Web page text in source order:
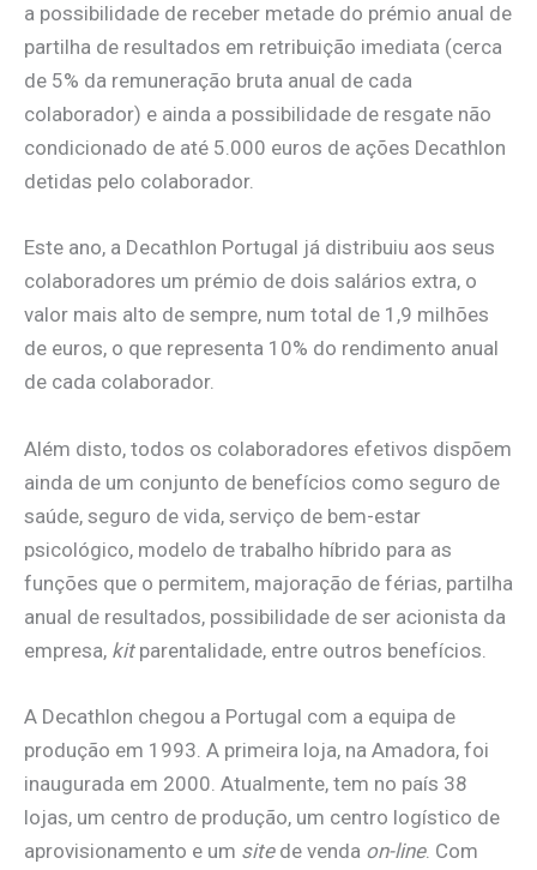
a possibilidade de receber metade do prémio anual de
partilha de resultados em retribuição imediata (cerca
de 5% da remuneração bruta anual de cada
colaborador) e ainda a possibilidade de resgate não
condicionado de até 5.000 euros de ações Decathlon
detidas pelo colaborador.
Este ano, a Decathlon Portugal já distribuiu aos seus
colaboradores um prémio de dois salários extra, o
valor mais alto de sempre, num total de 1,9 milhões
de euros, o que representa 10% do rendimento anual
de cada colaborador.
Além disto, todos os colaboradores efetivos dispõem
ainda de um conjunto de benefícios como seguro de
saúde, seguro de vida, serviço de bem-estar
psicológico, modelo de trabalho híbrido para as
funções que o permitem, majoração de férias, partilha
anual de resultados, possibilidade de ser acionista da
empresa, kitparentalidade, entre outros benefícios.
A Decathlon chegou a Portugal com a equipa de
produção em 1993. A primeira loja, na Amadora, foi
inaugurada em 2000. Atualmente, tem no país 38
lojas, um centro de produção, um centro logístico de
aprovisionamento e um sitede venda on-line. Com